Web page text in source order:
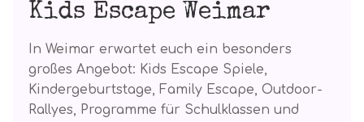
Kids Escape Weimar
In Weimar erwartet euch ein besonders
großes Angebot: Kids Escape Spiele,
Kindergeburtstage, Family Escape, Outdoor-
Rallyes, Programme für Schulklassen und